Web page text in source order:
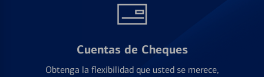
Cuentas de Cheques
Obtenga la flexibilidad que usted se merece,